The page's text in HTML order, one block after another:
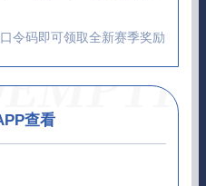
令码即可领取全新赛季奖励
查看